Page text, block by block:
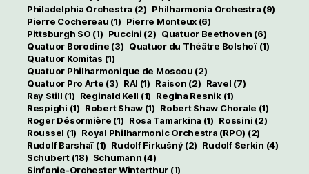
Philadelphia Orchestra (2) Philharmonia Orchestra (9)
Pierre Cochereau (1) Pierre Monteux (6)
Pittsburgh SO (1) Puccini (2) Quatuor Beethoven (6)
Quatuor Borodine (3) Quatuor du Théâtre Bolshoï(1)
Quatuor Komitas (1)
Quatuor Philharmonique de Moscou (2)
Quatuor Pro Arte (3) RAI (1) Raison (2) Ravel (7)
Ray Still (1) Reginald Kell (1) Regina Resnik(1)
Respighi (1) Robert Shaw(1) Robert Shaw Chorale (1)
Roger Désormière (1) Rosa Tamarkina (1) Rossini (2)
Roussel (1) Royal Philharmonic Orchestra (RPO) (2)
Rudolf Barshaï (1) Rudolf Firkušný(2) Rudolf Serkin (4)
Schubert(18) Schumann (4)
Sinfonie-Orchester Winterthur (1)